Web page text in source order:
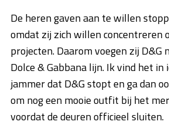
De heren gaven aan te willen
omdat zij zich willen concentreren
projecten. Daarom voegen zij D&G
Dolce & Gabbana lijn. Ik vind het in
jammer dat D&G stopt en ga dan
om nog een mooie outfit bij het
voordat de deuren officieel sluiten.